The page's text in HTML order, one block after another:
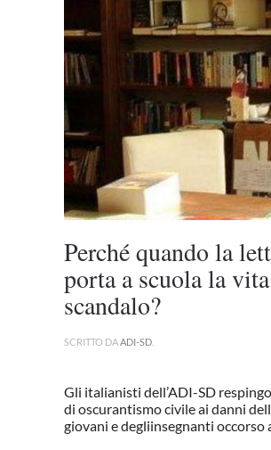
Perché quando la
porta a scuola la
scandalo?
SCRITTO DAADI-SD
Gli italianisti dell’ADI-SD
di oscurantismo civile ai danni
giovani e degliinsegnanti occorso